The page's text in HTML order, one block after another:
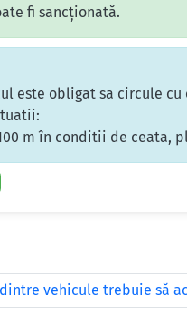
fi sancționată.
este obligat sa circule
m în conditii de ceata,
vehicule trebuie să